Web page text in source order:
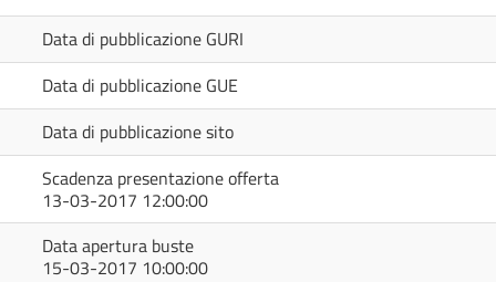
Data di pubblicazione GURI
Data di pubblicazione GUE
Data di pubblicazione sito
Scadenza presentazione offerta
13-03-2017 12:00:00
Data apertura buste
15-03-2017 10:00:00